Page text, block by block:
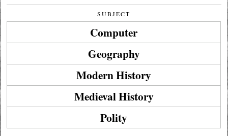
SUBJECT
Computer
Geography
Modern History
Medieval History
Polity